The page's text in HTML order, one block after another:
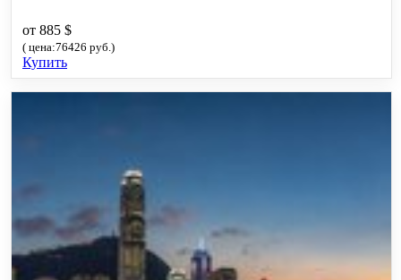
от 885 $
( цена:76426 руб.)
Купить